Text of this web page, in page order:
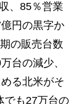
、85％営業
円の黒字か
の販売台数
台の減少、
る北米がそ
でも27万台の